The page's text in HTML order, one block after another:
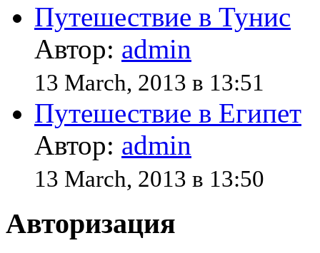
Путешествие в Тунис
Автор: admin
13 March, 2013 в 13:51
Путешествие в Египет
Автор: admin
13 March, 2013 в 13:50
Авторизация